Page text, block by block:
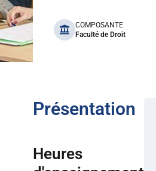
benefits
COMPOSANTE
Faculté de Droit
Présentation
Heures